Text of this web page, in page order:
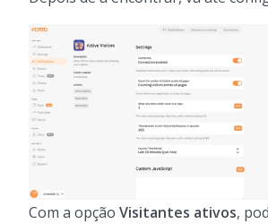
Com a opção Visitantes ativos,